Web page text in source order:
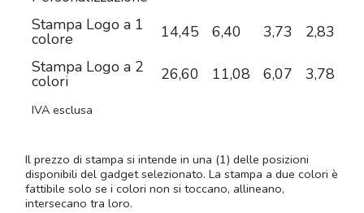
Stampa Logo a 1
colore 14,45 6,40 3,73 2,83
Stampa Logo a 2
colori 26,60 11,08 6,07 3,78
IVA esclusa
Il prezzo di stampa si intende in una (1) delle posizioni
disponibili del gadget selezionato. La stampa a due colori è
fattibile solo se i colori non si toccano, allineano,
intersecano tra loro.